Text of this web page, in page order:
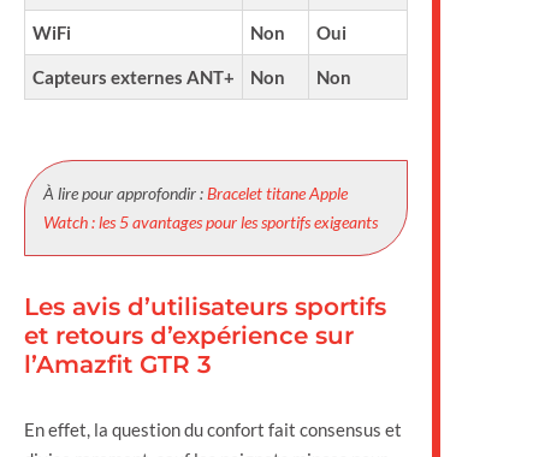
WiFi Non Oui
Capteurs externes ANT+ Non Non
À lire pour approfondir :Bracelet titane Apple
Watch : les 5 avantages pour les sportifs exigeants
Les avis d’utilisateurs sportifs
et retours d’expérience sur
l’Amazfit GTR 3
En effet, la question du confort fait consensus et